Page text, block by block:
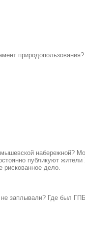
природопользования?
набережной?
публикуют
дело.
заплывали? Где был